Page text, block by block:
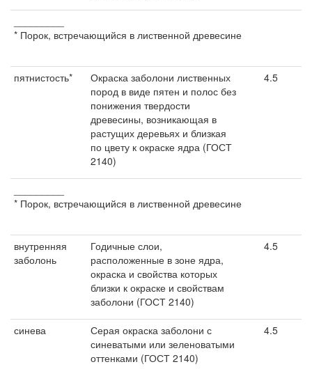
* Порок, встречающийся в лиственной древесине
пятнистость*
Окраска заболони лиственных
пород в виде пятен и полос без
понижения твердости
древесины, возникающая в
растущих деревьях и близкая
по цвету к окраске ядра (ГОСТ
2140)
4.5
* Порок, встречающийся в лиственной древесине
внутренняя
заболонь
Годичные слои,
расположенные в зоне ядра,
окраска и свойства которых
близки к окраске и свойствам
заболони (ГОСТ 2140)
4.5
синева
Серая окраска заболони с
синеватыми или зеленоватыми
оттенками (ГОСТ 2140)
4.5